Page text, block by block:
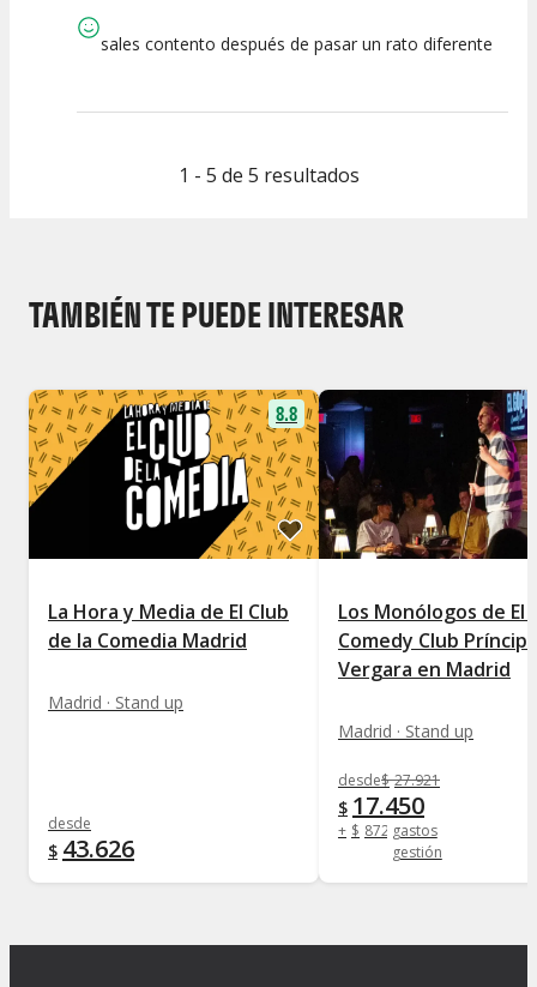
Espectáculo
Escena
artística
sales contento después de pasar un rato diferente
1 - 5 de 5 resultados
TAMBIÉN TE PUEDE INTERESAR
8.8
La Hora y Media de El Club
de la Comedia Madrid
Madrid · Stand up
desde
$ 43.626
Los Monólogos de El
Comedy Club
Vergara en Madrid
Madrid · Stand up
desde$ 27.921
$ 17.450
+ $ 872 gastos
gestión